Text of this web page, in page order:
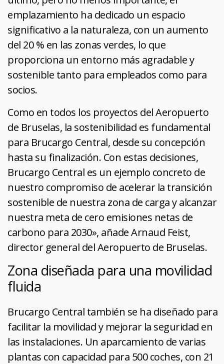
emplazamiento ha dedicado un espacio
significativo a la naturaleza, con un aumento
del 20 % en las zonas verdes, lo que
proporciona un entorno más agradable y
sostenible tanto para empleados como para
socios.
Como en todos los proyectos del Aeropuerto
de Bruselas, la sostenibilidad es fundamental
para Brucargo Central, desde su concepción
hasta su finalización. Con estas decisiones,
Brucargo Central es un ejemplo concreto de
nuestro compromiso de acelerar la transición
sostenible de nuestra zona de carga y alcanzar
nuestra meta de cero emisiones netas de
carbono para 2030», añade Arnaud Feist,
director general del Aeropuerto de Bruselas.
Zona diseñada para una movilidad
fluida
Brucargo Central también se ha diseñado para
facilitar la movilidad y mejorar la seguridad en
las instalaciones. Un aparcamiento de varias
plantas con capacidad para 500 coches, con 21